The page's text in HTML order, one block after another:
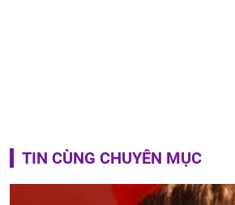
TIN CÙNG CHUYÊN MỤC